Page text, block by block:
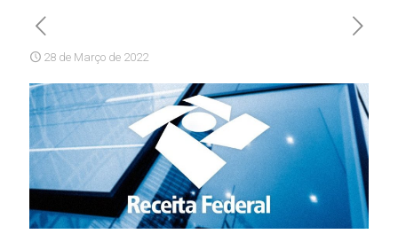
28 de Março de 2022